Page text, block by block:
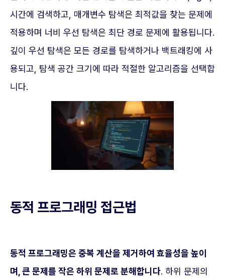
시간에 검색하고, 매개변수 탐색은 최적값을 찾는 문제에
적용하며 너비 우선 탐색은 최단 경로 문제에 활용됩니다.
깊이 우선 탐색은 모든 경로를 탐색하거나 백트래킹에 사
용되고, 탐색 공간 크기에 따라 적절한 알고리즘을 선택합
니다.
동적 프로그래밍 접근법
동적 프로그래밍은 중복 계산을 제거하여 효율성을 높이
며, 큰 문제를 작은 하위 문제로 분해합니다. 하위 문제의